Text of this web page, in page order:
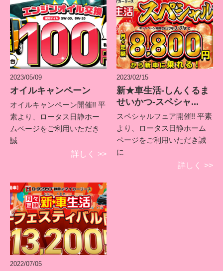
2023/05/09
オイルキャンペーン
オイルキャンペーン開催!! 平
素より、ロータス日静ホー
ムページをご利用いただき
誠
詳しく
>>
2023/02/15
新★車生活-しんくるま
せいかつ-スペシャ...
スペシャルフェア開催!! 平素
より、ロータス日静ホーム
ページをご利用いただき誠
に
詳しく
>>
2022/07/05